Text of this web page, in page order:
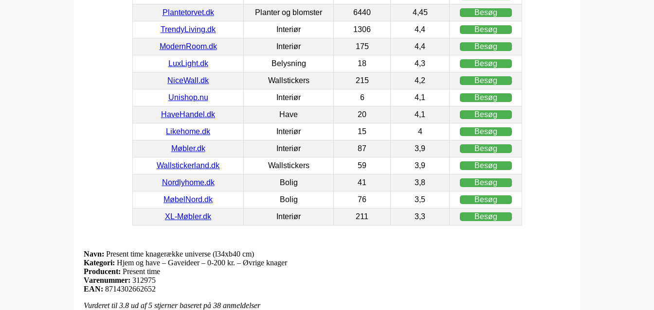
Plantetorvet.dk Planter og blomster 6440 4,45 Besøg
TrendyLiving.dk Interiør 1306 4,4 Besøg
ModernRoom.dk Interiør 175 4,4 Besøg
LuxLight.dk Belysning 18 4,3 Besøg
NiceWall.dk Wallstickers 215 4,2 Besøg
Unishop.nu Interiør 6 4,1 Besøg
HaveHandel.dk Have 20 4,1 Besøg
Likehome.dk Interiør 15 4 Besøg
Møbler.dk Interiør 87 3,9 Besøg
Wallstickerland.dk Wallstickers 59 3,9 Besøg
Nordlyhome.dk Bolig 41 3,8 Besøg
MøbelNord.dk Bolig 76 3,5 Besøg
XL-Møbler.dk Interiør 211 3,3 Besøg
Navn: Present time knagerække universe (l34xb40 cm)
Kategori: Hjem og have – Gaveideer – 0-200 kr. – Øvrige knager
Producent: Present time
Varenummer: 312975
EAN: 8714302662652
Vurderet til 3.8 ud af 5 stjerner baseret på 38 anmeldelser